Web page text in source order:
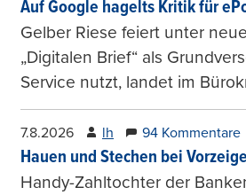
Auf Google hagelts Kritik für
Gelber Riese feiert unter
„Digitalen Brief“ als
Service nutzt, landet im
7.8.2026 lh 94 Kommentare
Hauen und Stechen bei
Handy-Zahltochter der